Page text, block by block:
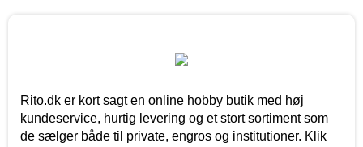
Rito.dk er kort sagt en online hobby butik med høj
kundeservice, hurtig levering og et stort sortiment som
de sælger både til private, engros og institutioner. Klik